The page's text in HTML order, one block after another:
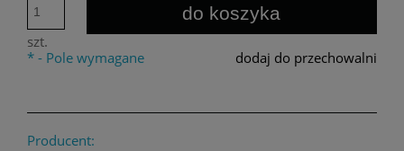
szt.
do koszyka
dodaj do przechowalni
* - Pole wymagane
Producent: